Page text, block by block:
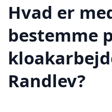
Hvad er
bestemme
Randlev?